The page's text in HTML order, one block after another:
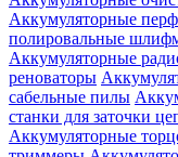
Аккумуляторные
полировальные
Аккумуляторные
реноваторы
сабельные пилы
станки для заточки
Аккумуляторные